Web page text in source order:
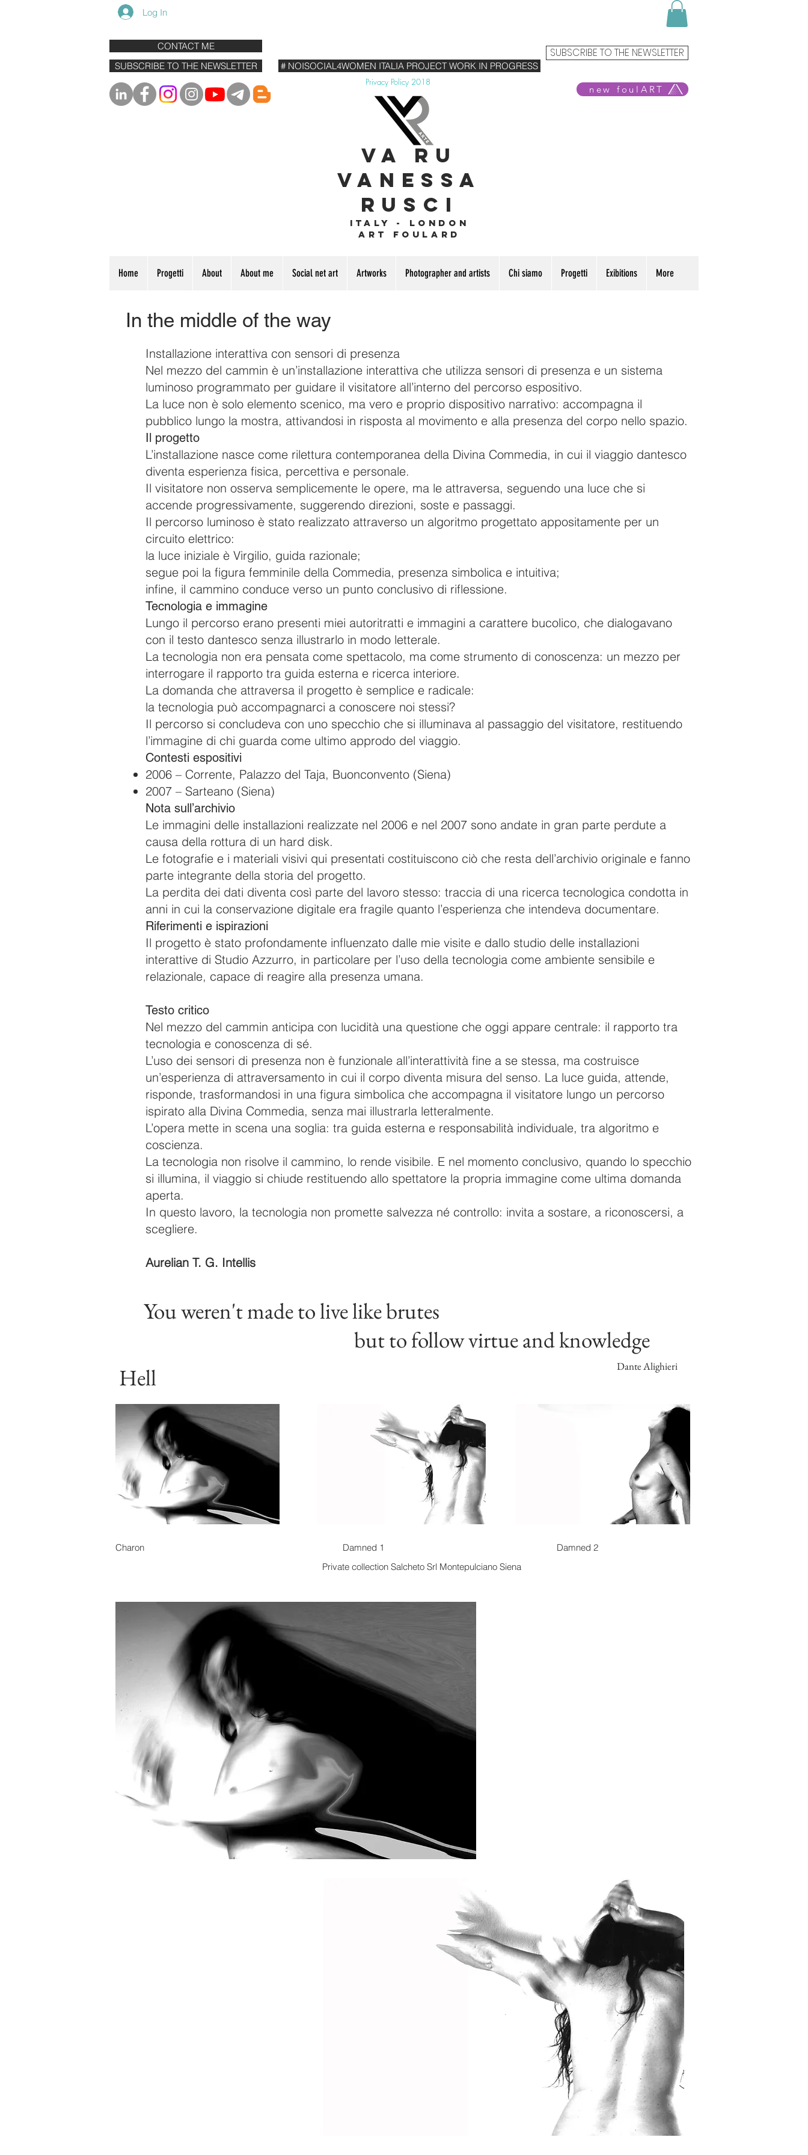
Log In
CONTACT ME
SUBSCRIBE TO THE NEWSLETTER
SUBSCRIBE TO THE NEWSLETTER
# NOISOCIAL4WOMEN ITALIA PROJECT WORK IN PROGRESS
Privacy Policy 2018
VA RU
VANESSA
RUSCI
Italy - London
Art foulard
new foulART
Home Progetti About About me Social net art Artworks Photographer and artists Chi siamo Progetti Exibitions More
In the middle of the way
Installazione interattiva con sensori di presenza
Nel mezzo del cammin è un’installazione interattiva che utilizza sensori di presenza e un sistema
luminoso programmato per guidare il visitatore all’interno del percorso espositivo.
La luce non è solo elemento scenico, ma vero e proprio dispositivo narrativo: accompagna il
pubblico lungo la mostra, attivandosi in risposta al movimento e alla presenza del corpo nello spazio.
Il progetto
L’installazione nasce come rilettura contemporanea della Divina Commedia, in cui il viaggio dantesco
diventa esperienza fisica, percettiva e personale.
Il visitatore non osserva semplicemente le opere, ma le attraversa, seguendo una luce che si
accende progressivamente, suggerendo direzioni, soste e passaggi.
Il percorso luminoso è stato realizzato attraverso un algoritmo progettato appositamente per un
circuito elettrico:
la luce iniziale è Virgilio, guida razionale;
segue poi la figura femminile della Commedia, presenza simbolica e intuitiva;
infine, il cammino conduce verso un punto conclusivo di riflessione.
Tecnologia e immagine
Lungo il percorso erano presenti miei autoritratti e immagini a carattere bucolico, che dialogavano
con il testo dantesco senza illustrarlo in modo letterale.
La tecnologia non era pensata come spettacolo, ma come strumento di conoscenza: un mezzo per
interrogare il rapporto tra guida esterna e ricerca interiore.
La domanda che attraversa il progetto è semplice e radicale:
la tecnologia può accompagnarci a conoscere noi stessi?
Il percorso si concludeva con uno specchio che si illuminava al passaggio del visitatore, restituendo
l’immagine di chi guarda come ultimo approdo del viaggio.
Contesti espositivi
2006 – Corrente, Palazzo del Taja, Buonconvento (Siena)
2007 – Sarteano (Siena)
Nota sull’archivio
Le immagini delle installazioni realizzate nel 2006 e nel 2007 sono andate in gran parte perdute a
causa della rottura di un hard disk.
Le fotografie e i materiali visivi qui presentati costituiscono ciò che resta dell’archivio originale e fanno
parte integrante della storia del progetto.
La perdita dei dati diventa così parte del lavoro stesso: traccia di una ricerca tecnologica condotta in
anni in cui la conservazione digitale era fragile quanto l’esperienza che intendeva documentare.
Riferimenti e ispirazioni
Il progetto è stato profondamente influenzato dalle mie visite e dallo studio delle installazioni
interattive di Studio Azzurro, in particolare per l’uso della tecnologia come ambiente sensibile e
relazionale, capace di reagire alla presenza umana.
Testo critico
Nel mezzo del cammin anticipa con lucidità una questione che oggi appare centrale: il rapporto tra
tecnologia e conoscenza di sé.
L’uso dei sensori di presenza non è funzionale all’interattività fine a se stessa, ma costruisce
un’esperienza di attraversamento in cui il corpo diventa misura del senso. La luce guida, attende,
risponde, trasformandosi in una figura simbolica che accompagna il visitatore lungo un percorso
ispirato alla Divina Commedia, senza mai illustrarla letteralmente.
L’opera mette in scena una soglia: tra guida esterna e responsabilità individuale, tra algoritmo e
coscienza.
La tecnologia non risolve il cammino, lo rende visibile. E nel momento conclusivo, quando lo specchio
si illumina, il viaggio si chiude restituendo allo spettatore la propria immagine come ultima domanda
aperta.
In questo lavoro, la tecnologia non promette salvezza né controllo: invita a sostare, a riconoscersi, a
scegliere.
Aurelian T. G. Intellis
You weren't made to live like brutes
but to follow virtue and knowledge
Hell
Charon
Dante Alighieri
Damned 1
Damned 2
Private collection Salcheto Srl Montepulciano Siena